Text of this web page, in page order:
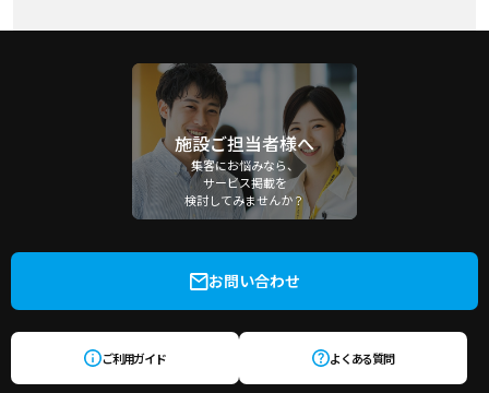
施設ご担当者様へ
集客にお悩みなら、
サービス掲載を
検討してみませんか？
お問い合わせ
ご利用ガイド よくある質問